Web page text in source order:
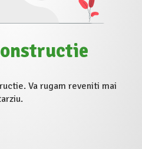
Va rugam reveniti mai